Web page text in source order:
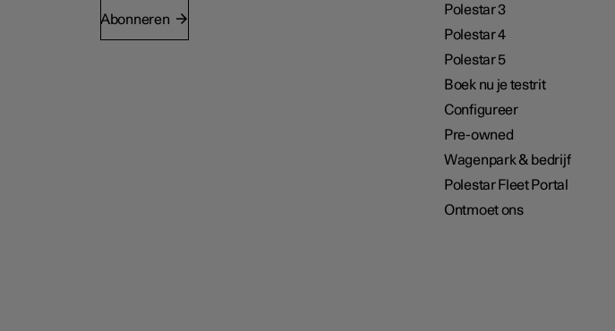
Abonneren
Polestar 3
Polestar 4
Polestar 5
Boek nu je testrit
Configureer
Pre-owned
Wagenpark & bedrijf
Polestar Fleet Portal
Ontmoet ons